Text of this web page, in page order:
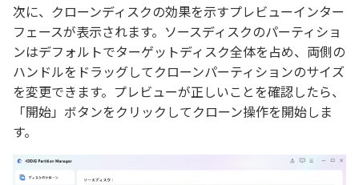
次に、クローンディスクの効果を示すプレビューインター
フェースが表示されます。ソースディスクのパーティショ
ンはデフォルトでターゲットディスク全体を占め、両側の
ハンドルをドラッグしてクローンパーティションのサイズ
を変更できます。プレビューが正しいことを確認したら、
「開始」ボタンをクリックしてクローン操作を開始しま
す。